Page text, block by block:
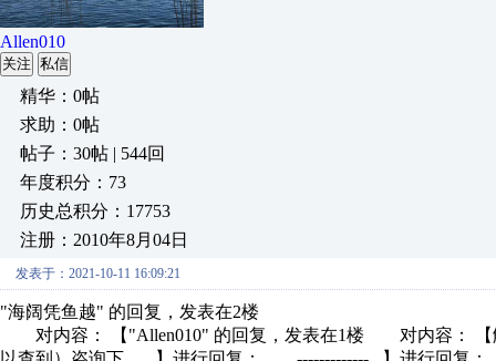
Allen010
关注 私信
精华：0帖
求助：0帖
帖子：30帖 | 544回
年度积分：73
历史总积分：17753
注册：2010年8月04日
发表于：2021-10-11 16:09:21
"海阔凭鱼越" 的回复，发表在2楼
对内容： 【"Allen010" 的回复，发表在1楼 对内容： 【